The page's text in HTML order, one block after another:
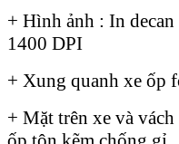
+ Hình ảnh : In
1400 DPI
+ Xung quanh xe ốp
+ Mặt trên xe và